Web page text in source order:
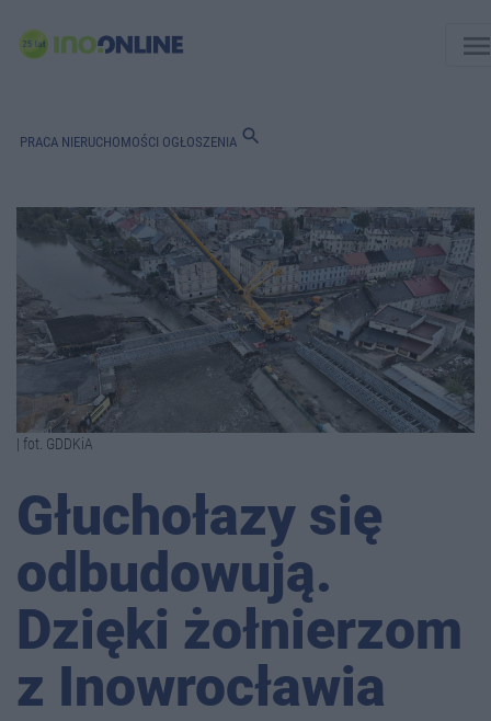
PRACA NIERUCHOMOŚCI OGŁOSZENIA search
| fot. GDDKiA
Głuchołazy się
odbudowują.
Dzięki żołnierzom
z Inowrocławia